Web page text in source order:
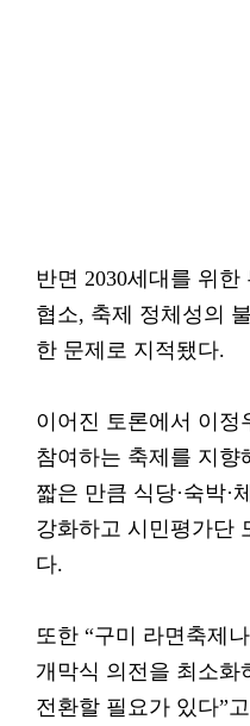
반면 2030세대를 위
협소, 축제 정체성의
한 문제로 지적됐다.
이어진 토론에서 이정
참여하는 축제를 지향
짧은 만큼 식당·숙박·
강화하고 시민평가단
다.
또한 “구미 라면축제
개막식 의전을 최소화
전환할 필요가 있다”